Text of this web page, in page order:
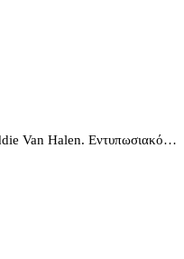
Van Halen. Εντυπωσιακό…